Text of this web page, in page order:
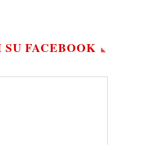
FACEBOOK